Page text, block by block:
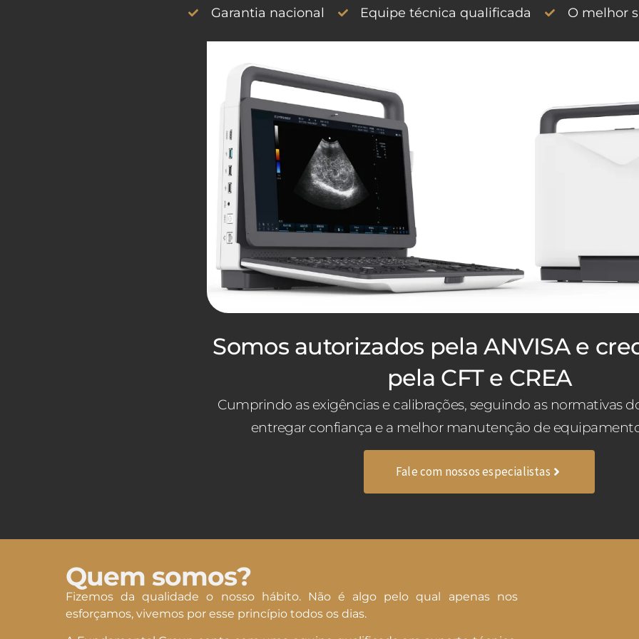
Garantia nacional Equipe técnica qualificada O melhor
Somos autorizados pela ANVISA e
pela CFT e CREA
Cumprindo as exigências e calibrações, seguindo as normativas
entregar confiança e a melhor manutenção de
Fale com nossos especialistas
Quem somos?
Fizemos da qualidade o nosso hábito. Não é algo pelo qual apenas nos
esforçamos, vivemos por esse princípio todos os dias.